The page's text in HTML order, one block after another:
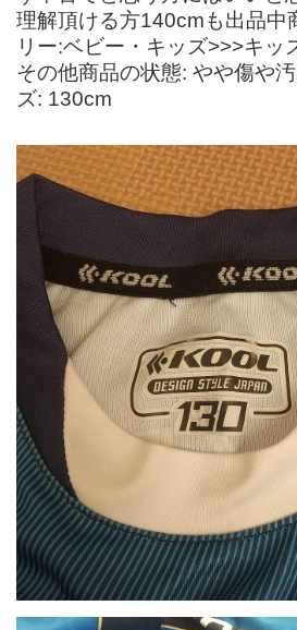
理解頂ける方140cmも出品中
リー:ベビー・キッズ>>>キッ
その他商品の状態: やや傷や
ズ: 130cm